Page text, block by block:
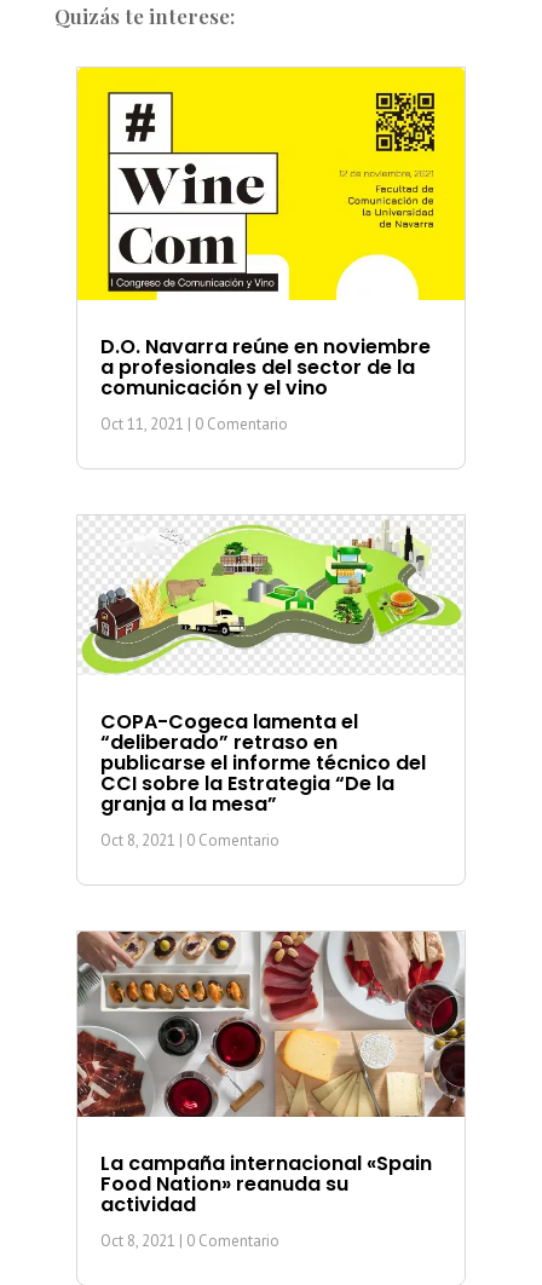
Quizás te interese:
D.O. Navarra reúne en noviembre
a profesionales del sector de la
comunicación y el vino
Oct 11, 2021 | 0 Comentario
COPA-Cogeca lamenta el
“deliberado” retraso en
publicarse el informe técnico del
CCI sobre la Estrategia “De la
granja a la mesa”
Oct 8, 2021 | 0 Comentario
La campaña internacional «Spain
Food Nation» reanuda su
actividad
Oct 8, 2021 | 0 Comentario